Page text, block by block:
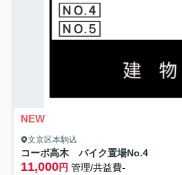
NEW
文京区本駒込
コーポ高木 バイク置場No.4
11,000円 管理/共益費-